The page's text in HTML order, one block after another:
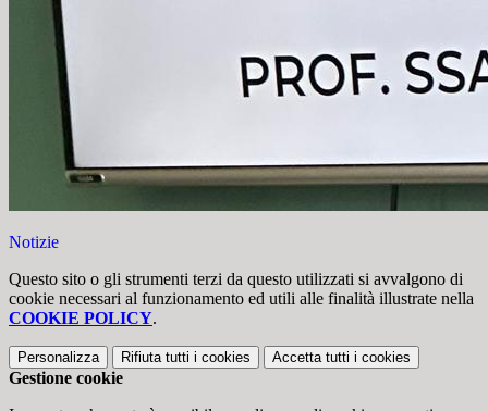
Notizie
Questo sito o gli strumenti terzi da questo utilizzati si avvalgono di
cookie necessari al funzionamento ed utili alle finalità illustrate nella
COOKIE POLICY.
Personalizza Rifiuta tutti i cookies Accetta tutti i cookies
Gestione cookie